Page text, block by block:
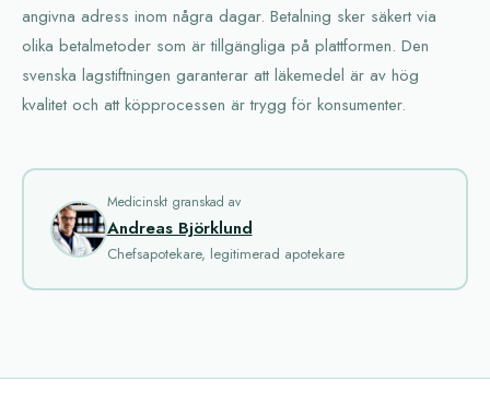
angivna adress inom några dagar. Betalning sker säkert via
olika betalmetoder som är tillgängliga på plattformen. Den
svenska lagstiftningen garanterar att läkemedel är av hög
kvalitet och att köpprocessen är trygg för konsumenter.
Medicinskt granskad av
Andreas Björklund
Chefsapotekare, legitimerad apotekare